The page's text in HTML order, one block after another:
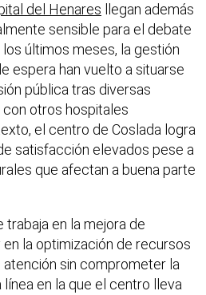
del Henares llegan además
sensible para el debate
los últimos meses, la gestión
espera han vuelto a situarse
pública tras diversas
otros hospitales
el centro de Coslada logra
satisfacción elevados pese a
que afectan a buena parte
trabaja en la mejora de
la optimización de recursos
sin comprometer la
en la que el centro lleva